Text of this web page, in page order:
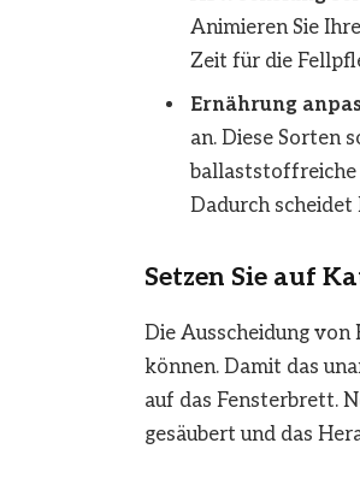
Animieren Sie
Zeit für die
Ernährung
an. Diese Sorten
ballaststoffreiche
Dadurch scheidet
Setzen Sie auf
Die Ausscheidung
können. Damit das
auf das Fensterbrett.
gesäubert und das